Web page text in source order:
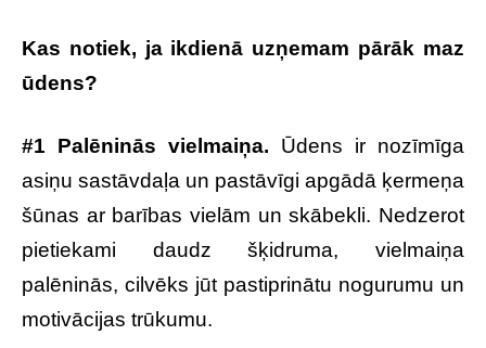
Kas notiek, ja ikdienā uzņemam pārāk maz
ūdens?
#1 Palēninās vielmaiņa. Ūdens ir nozīmīga
asiņu sastāvdaļa un pastāvīgi apgādā ķermeņa
šūnas ar barības vielām un skābekli. Nedzerot
pietiekami daudz šķidruma, vielmaiņa
palēninās, cilvēks jūt pastiprinātu nogurumu un
motivācijas trūkumu.